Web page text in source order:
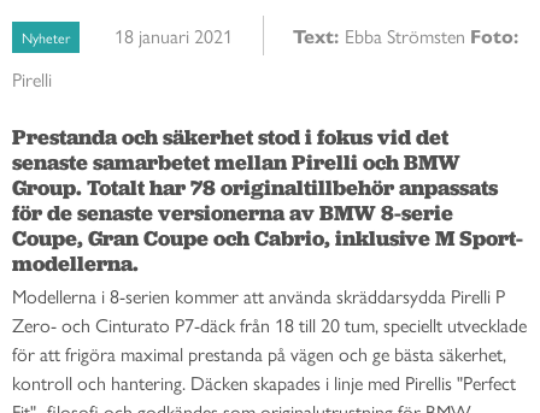
Nyheter 18 januari 2021 Text: Ebba Strömsten Foto:
Pirelli
Prestanda och säkerhet stod i fokus vid det
senaste samarbetet mellan Pirelli och BMW
Group. Totalt har 78 originaltillbehör anpassats
för de senaste versionerna av BMW 8-serie
Coupe, Gran Coupe och Cabrio, inklusive M Sport-
modellerna.
Modellerna i 8-serien kommer att använda skräddarsydda Pirelli P
Zero- och Cinturato P7-däck från 18 till 20 tum, speciellt utvecklade
för att frigöra maximal prestanda på vägen och ge bästa säkerhet,
kontroll och hantering. Däcken skapades i linje med Pirellis "Perfect